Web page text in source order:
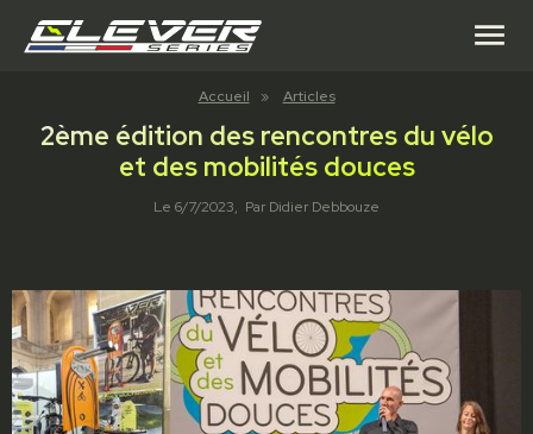
menu
Accueil » Articles
2ème édition des rencontres du vélo
et des mobilités douces
Le 6/7/2023, Par Didier Debbouze